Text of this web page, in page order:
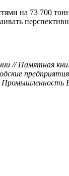
на 73 700
// Памятная
Промышленность